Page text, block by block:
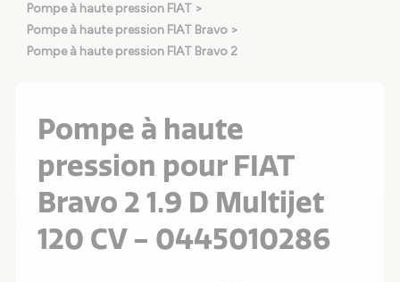
Pompe à haute pression FIAT >
Pompe à haute pression FIAT Bravo >
Pompe à haute pression FIAT Bravo 2
Pompe à haute
pression pour FIAT
Bravo 2 1.9 D Multijet
120 CV - 0445010286